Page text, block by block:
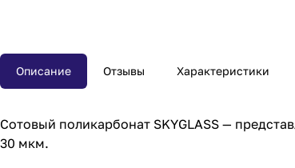
Описание Отзывы Характеристики
Сотовый поликарбонат SKYGLASS —
30 мкм.